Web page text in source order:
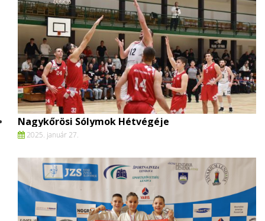
Nagykőrösi Sólymok Hétvégéje
2025. január 27.